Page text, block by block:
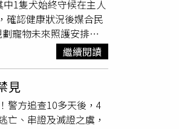
屋主生前應相當重視風
向外延伸、化解煞氣，
松過於高大，形成壓
時，原本天氣平穩，卻
能象徵死者仍有冤屈未
案件證據，但仍呼籲
光的案情細節，以完
情細節仍有待進一步
代表本新聞網立場。
1隻犬始終守候在主人
確認健康狀況後媒合民
寵物未來照護安排，
內1名獨居民眾已多日
門進入屋內瞬間，10餘
名獨居飼主日前不幸
保處協助戒護，讓禮儀
經獸醫師檢查確認健
繼續閱讀
見
警方追查10多天後，4
、串證及滅證之虞，